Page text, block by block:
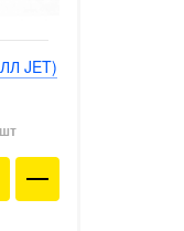
JET)
шт